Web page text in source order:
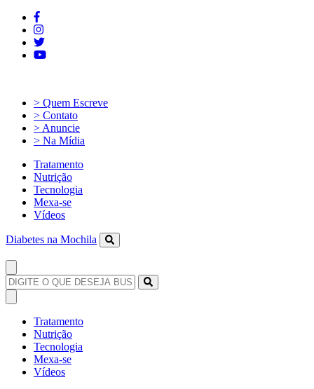
> Quem Escreve
> Contato
> Anuncie
> Na Mídia
Tratamento
Nutrição
Tecnologia
Mexa-se
Vídeos
Diabetes na Mochila
Tratamento
Nutrição
Tecnologia
Mexa-se
Vídeos